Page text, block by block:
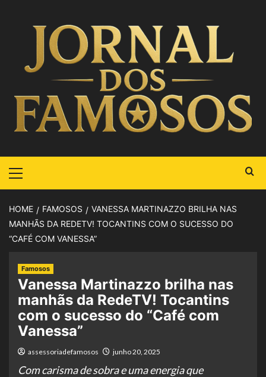
HOME FAMOSOS
VANESSA MARTINAZZO BRILHA NAS
MANHÃS DA REDETV! TOCANTINS COM O SUCESSO DO
“CAFÉ COM VANESSA”
Famosos
Vanessa Martinazzo brilha nas
manhãs da RedeTV! Tocantins
com o sucesso do “Café com
Vanessa”
assessoriadefamosos junho 20, 2025
Com carisma de sobra e uma energia que